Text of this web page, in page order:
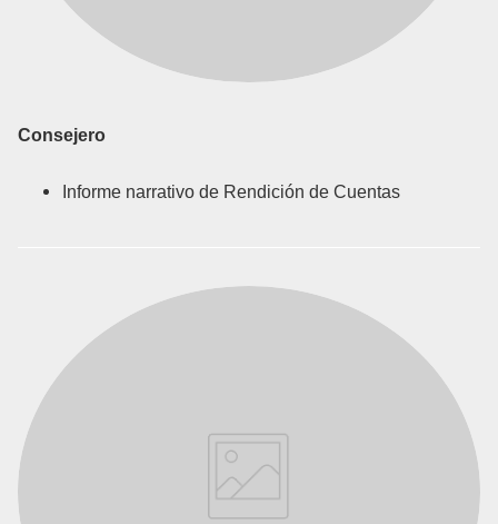
Consejero
Informe narrativo de Rendición de Cuentas